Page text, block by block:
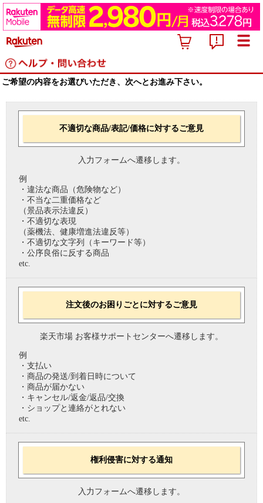
ご希望の内容をお選びいただき、次へとお進み下さい。
不適切な商品/表記/価格に対するご意見
入力フォームへ遷移します。
例
・違法な商品（危険物など）
・不当な二重価格など
（景品表示法違反）
・不適切な表現
（薬機法、健康増進法違反等）
・不適切な文字列（キーワード等）
・公序良俗に反する商品
etc.
注文後のお困りごとに対するご意見
楽天市場 お客様サポートセンターへ遷移します。
例
・支払い
・商品の発送/到着日時について
・商品が届かない
・キャンセル/返金/返品/交換
・ショップと連絡がとれない
etc.
権利侵害に対する通知
入力フォームへ遷移します。